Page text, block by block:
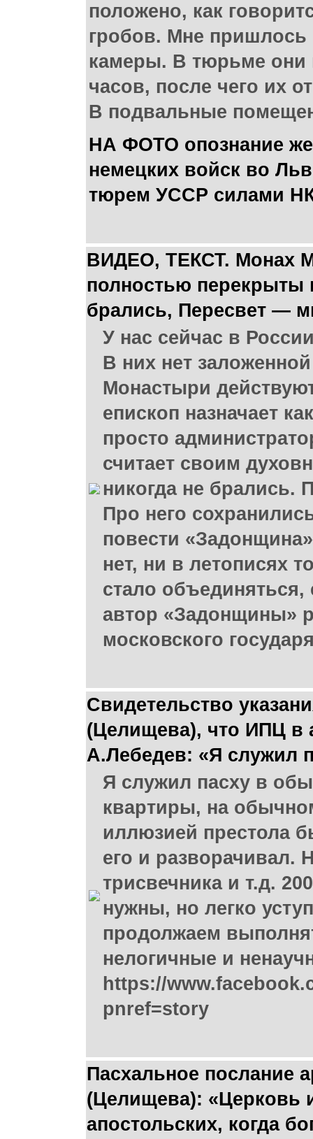
положено, как
гробов. Мне пришлось
камеры. В тюрьме они
часов, после чего их
В подвальные
НА ФОТО опознание
немецких войск во
тюрем УССР силами
ВИДЕО, ТЕКСТ. Монах
полностью перекрыты
брались, Пересвет —
У нас сейчас в
В них нет
Монастыри
епископ назначает
просто
считает своим
никогда не брались.
Про него
повести
нет, ни в летописях
стало объединяться,
автор «Задонщины»
московского
Свидетельство
(Целищева), что ИПЦ в
А.Лебедев: «Я служил
Я служил пасху в
квартиры, на
иллюзией престола
его и разворачивал.
трисвечника и т.д.
нужны, но легко
продолжаем
нелогичные и
https://
pnref=story
Пасхальное послание
(Целищева): «Церковь
апостольских, когда